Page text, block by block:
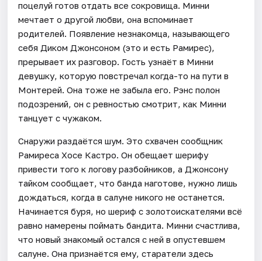
поцелуй готов отдать все сокровища. Минни
мечтает о другой любви, она вспоминает
родителей. Появление незнакомца, называющего
себя Диком Джонсоном (это и есть Рамирес),
прерывает их разговор. Гость узнаёт в Минни
девушку, которую повстречал когда-то на пути в
Монтерей. Она тоже не забыла его. Рэнс полон
подозрений, он с ревностью смотрит, как Минни
танцует с чужаком.
Снаружи раздаётся шум. Это схвачен сообщник
Рамиреса Хосе Кастро. Он обещает шерифу
привести того к логову разбойников, а Джонсону
тайком сообщает, что банда наготове, нужно лишь
дождаться, когда в салуне никого не останется.
Начинается буря, но шериф с золотоискателями всё
равно намерены поймать бандита. Минни счастлива,
что новый знакомый остался с ней в опустевшем
салуне. Она признаётся ему, старатели здесь